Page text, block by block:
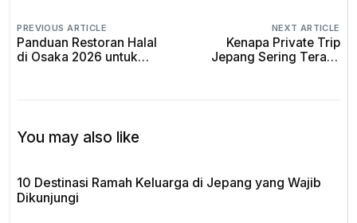
PREVIOUS ARTICLE
Panduan Restoran Halal
di Osaka 2026 untuk
NEXT ARTICLE
Kenapa Private Trip
Jepang Sering Terasa
You may also like
10 Destinasi Ramah Keluarga di Jepang yang Wajib
Dikunjungi